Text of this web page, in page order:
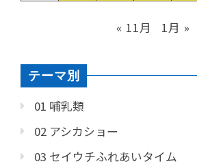
« 11月 1月 »
テーマ別
01 哺乳類
02 アシカショー
03 セイウチふれあいタイム